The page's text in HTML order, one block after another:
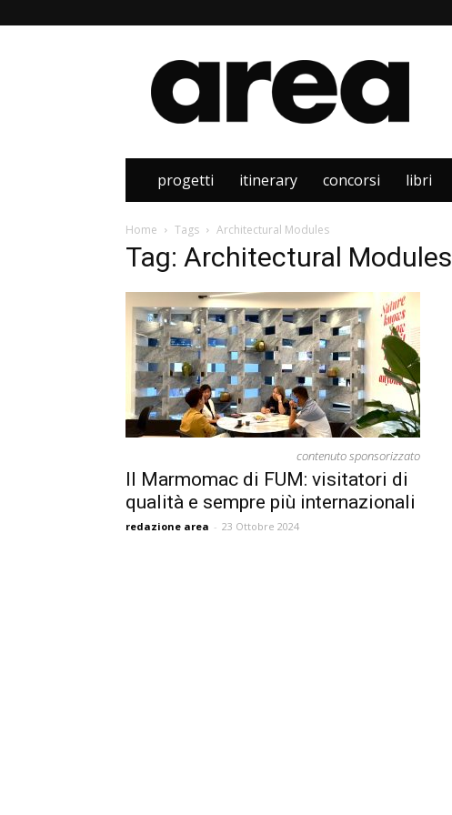
Area
progetti itinerary concorsi libri
Home Tags Architectural Modules
Tag: Architectural Modules
contenuto sponsorizzato
Il Marmomac di FUM: visitatori di
qualità e sempre più internazionali
redazione area - 23 Ottobre 2024